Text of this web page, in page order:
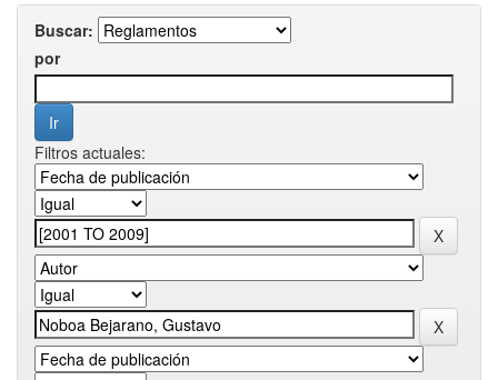
Buscar:
por
Filtros actuales: